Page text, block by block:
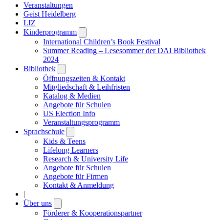
Veranstaltungen
Geist Heidelberg
LIZ
Kinderprogramm
submenu
International Children’s Book Festival
Summer Reading – Lesesommer der DAI Bibliothek
2024
Bibliothek
submenu
Öffnungszeiten & Kontakt
Mitgliedschaft & Leihfristen
Katalog & Medien
Angebote für Schulen
US Election Info
Veranstaltungsprogramm
Sprachschule
submenu
Kids & Teens
Lifelong Learners
Research & University Life
Angebote für Schulen
Angebote für Firmen
Kontakt & Anmeldung
|
Über uns
submenu
Förderer & Kooperationspartner